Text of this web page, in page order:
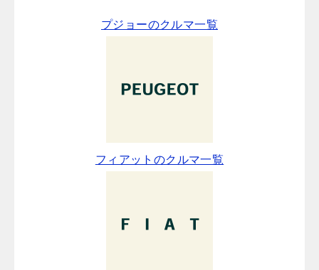
プジョーのクルマ一覧
フィアットのクルマ一覧